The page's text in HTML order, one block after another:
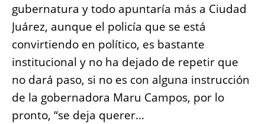
gubernatura y todo apuntaría más a Ciudad
Juárez, aunque el policía que se está
convirtiendo en político, es bastante
institucional y no ha dejado de repetir que
no dará paso, si no es con alguna instrucción
de la gobernadora Maru Campos, por lo
pronto, “se deja querer…